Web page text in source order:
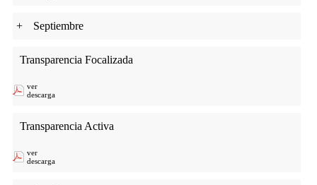
+ Septiembre
Transparencia Focalizada
ver
descarga
Transparencia Activa
ver
descarga